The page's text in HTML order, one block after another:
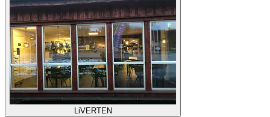
LiVERTEN